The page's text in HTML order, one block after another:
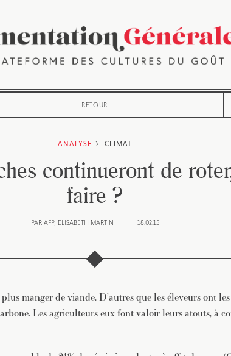
RETOUR
ANALYSE CLIMAT
continueront de
faire ?
PAR AFP ELISABETH MARTIN 18.02.15
manger de viande. D’autres que les éleveurs ont
Les agriculteurs eux font valoir leurs atouts, à
Pour recevoir toutes les deux semaines notre lettre d’info
sélection d’articles …